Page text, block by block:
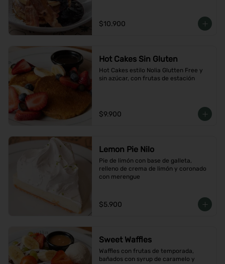
$10.900
Hot Cakes Sin Gluten
Hot Cakes estilo Nolia Glutten Free y
sin azúcar, con frutas de estación
$9.900
Lemon Pie Nilo
Pie de limón con base de galleta,
relleno de crema de limón y coronado
con merengue
$5.900
Sweet Waffles
Waffles con frutas de temporada,
bañados con syrup de caramelo y